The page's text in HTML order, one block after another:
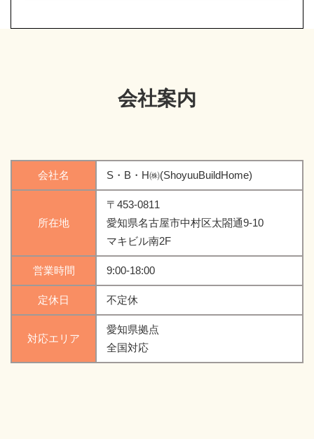
会社案内
会社名 S・B・H㈱(ShoyuuBuildHome)
所在地
〒453-0811
愛知県名古屋市中村区太閤通9-10
マキビル南2F
営業時間 9:00-18:00
定休日 不定休
対応エリア
愛知県拠点
全国対応